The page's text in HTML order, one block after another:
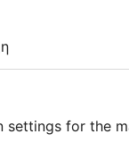
settings for the